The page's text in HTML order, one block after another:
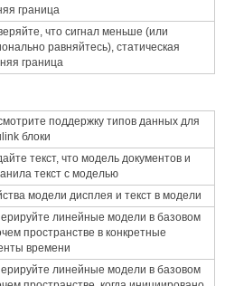
граница
что сигнал меньше (или
равняйтесь), статическая
граница
поддержку типов данных для
блоки
текст, что модель документов и
текст с моделью
модели дисплея и текст в модели
линейные модели в базовом
пространстве в конкретные
времени
линейные модели в базовом